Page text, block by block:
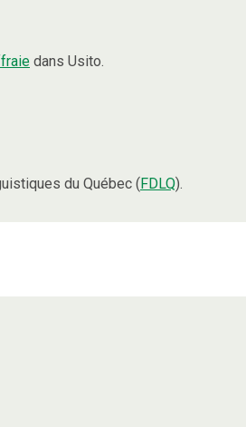
dans Usito.
du Québec (FDLQ).